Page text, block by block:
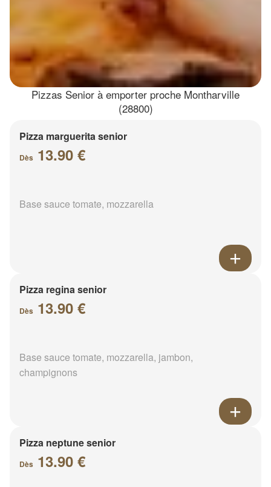
Pizzas Senior à emporter proche Montharville
(28800)
Pizza marguerita senior
Dès 13.90 €
Base sauce tomate, mozzarella
Pizza regina senior
Dès 13.90 €
Base sauce tomate, mozzarella, jambon,
champignons
Pizza neptune senior
Dès 13.90 €